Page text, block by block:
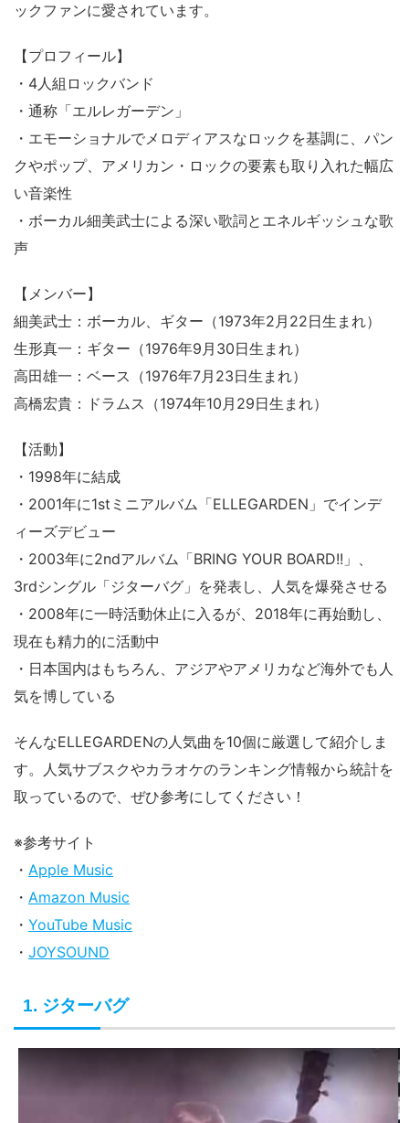
ックファンに愛されています。
【プロフィール】
・4人組ロックバンド
・通称「エルレガーデン」
・エモーショナルでメロディアスなロックを基調に、パン
クやポップ、アメリカン・ロックの要素も取り入れた幅広
い音楽性
・ボーカル細美武士による深い歌詞とエネルギッシュな歌
声
【メンバー】
細美武士：ボーカル、ギター（1973年2月22日生まれ）
生形真一：ギター（1976年9月30日生まれ）
高田雄一：ベース（1976年7月23日生まれ）
高橋宏貴：ドラムス（1974年10月29日生まれ）
【活動】
・1998年に結成
・2001年に1stミニアルバム「ELLEGARDEN」でインデ
ィーズデビュー
・2003年に2ndアルバム「BRING YOUR BOARD!!」、
3rdシングル「ジターバグ」を発表し、人気を爆発させる
・2008年に一時活動休止に入るが、2018年に再始動し、
現在も精力的に活動中
・日本国内はもちろん、アジアやアメリカなど海外でも人
気を博している
そんなELLEGARDENの人気曲を10個に厳選して紹介しま
す。人気サブスクやカラオケのランキング情報から統計を
取っているので、ぜひ参考にしてください！
※参考サイト
・ Apple Music
・ Amazon Music
・ YouTube Music
・ JOYSOUND
1. ジターバグ